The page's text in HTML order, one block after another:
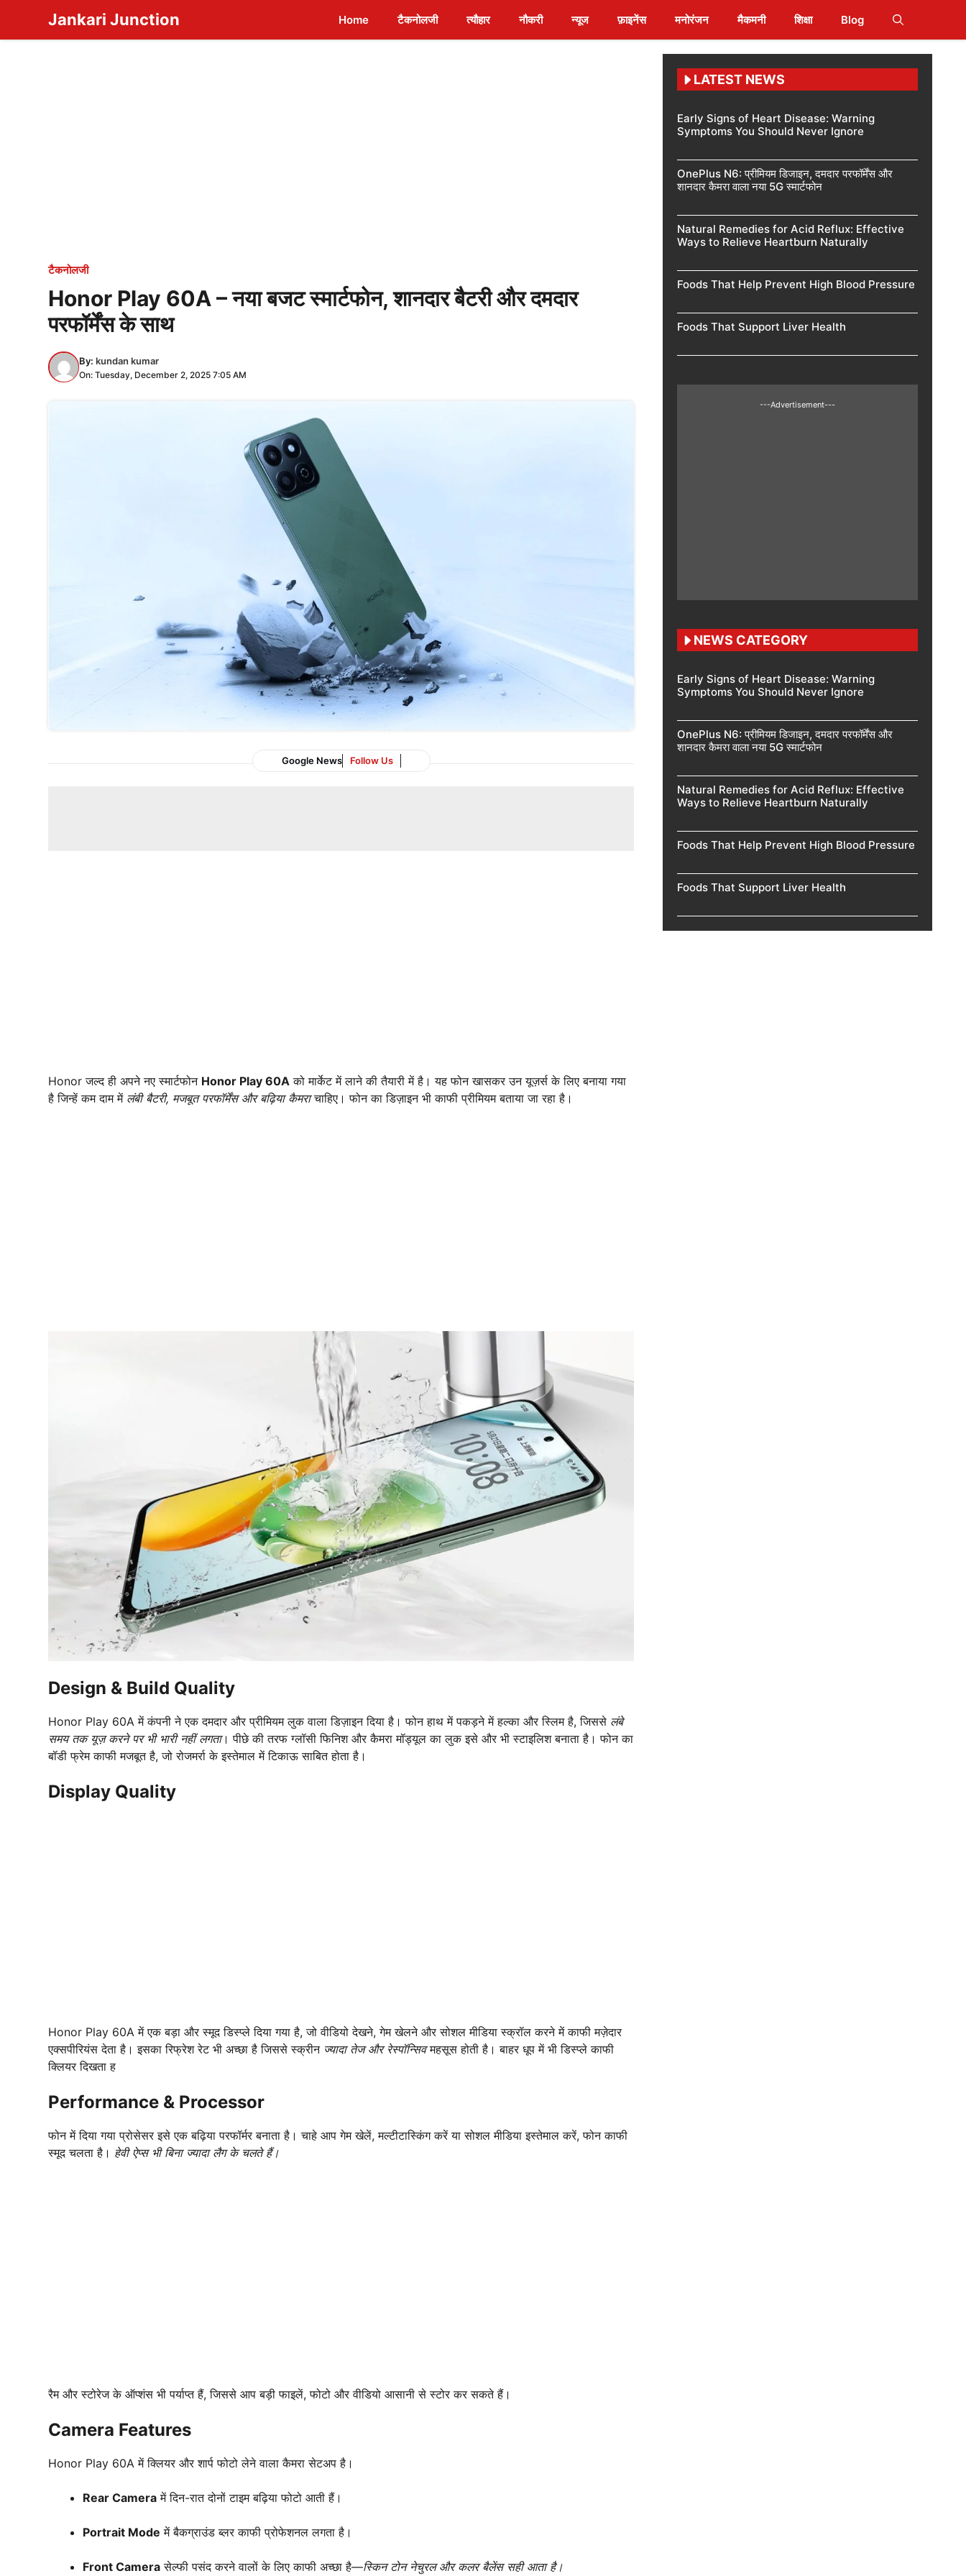
content
Jankari Junction Home टैकनोलजी त्यौहार नौकरी न्यूज फ़ाइनेंस मनोरंजन मैकमनी शिक्षा Blog
टैकनोलजी
Honor Play 60A – नया बजट स्मार्टफोन, शानदार बैटरी और दमदार
परफॉर्मेंस के साथ
By: kundan kumar
On: Tuesday, December 2, 2025 7:05 AM
Google News Follow Us
Honor जल्द ही अपने नए स्मार्टफोन Honor Play 60A को मार्केट में लाने की तैयारी में है। यह फोन खासकर उन यूज़र्स के लिए बनाया गया
है जिन्हें कम दाम में लंबी बैटरी, मजबूत परफॉर्मेंस और बढ़िया कैमराचाहिए। फोन का डिज़ाइन भी काफी प्रीमियम बताया जा रहा है।
Design & Build Quality
Honor Play 60A में कंपनी ने एक दमदार और प्रीमियम लुक वाला डिज़ाइन दिया है। फोन हाथ में पकड़ने में हल्का और स्लिम है, जिससे लंबे
समय तक यूज़ करने पर भी भारी नहीं लगता। पीछे की तरफ ग्लॉसी फिनिश और कैमरा मॉड्यूल का लुक इसे और भी स्टाइलिश बनाता है। फोन का
बॉडी फ्रेम काफी मजबूत है, जो रोजमर्रा के इस्तेमाल में टिकाऊ साबित होता है।
Display Quality
Honor Play 60A में एक बड़ा और स्मूद डिस्प्ले दिया गया है, जो वीडियो देखने, गेम खेलने और सोशल मीडिया स्क्रॉल करने में काफी मज़ेदार
एक्सपीरियंस देता है। इसका रिफ्रेश रेट भी अच्छा है जिससे स्क्रीन ज्यादा तेज और रेस्पॉन्सिवमहसूस होती है। बाहर धूप में भी डिस्प्ले काफी
क्लियर दिखता ह
Performance & Processor
फोन में दिया गया प्रोसेसर इसे एक बढ़िया परफॉर्मर बनाता है। चाहे आप गेम खेलें, मल्टीटास्किंग करें या सोशल मीडिया इस्तेमाल करें, फोन काफी
स्मूद चलता है। हेवी ऐप्स भी बिना ज्यादा लैग के चलते हैं।
रैम और स्टोरेज के ऑप्शंस भी पर्याप्त हैं, जिससे आप बड़ी फाइलें, फोटो और वीडियो आसानी से स्टोर कर सकते हैं।
Camera Features
Honor Play 60A में क्लियर और शार्प फोटो लेने वाला कैमरा सेटअप है।
Rear Camera में दिन-रात दोनों टाइम बढ़िया फोटो आती हैं।
Portrait Mode में बैकग्राउंड ब्लर काफी प्रोफेशनल लगता है।
Front Camera सेल्फी पसंद करने वालों के लिए काफी अच्छा है—स्किन टोन नेचुरल और कलर बैलेंस सही आता है।
LATEST NEWS
Early Signs of Heart Disease: Warning
Symptoms You Should Never Ignore
OnePlus N6: प्रीमियम डिजाइन, दमदार परफॉर्मेंस और
शानदार कैमरा वाला नया 5G स्मार्टफोन
Natural Remedies for Acid Reflux: Effective
Ways to Relieve Heartburn Naturally
Foods That Help Prevent High Blood Pressure
Foods That Support Liver Health
---Advertisement---
NEWS CATEGORY
Early Signs of Heart Disease: Warning
Symptoms You Should Never Ignore
OnePlus N6: प्रीमियम डिजाइन, दमदार परफॉर्मेंस और
शानदार कैमरा वाला नया 5G स्मार्टफोन
Natural Remedies for Acid Reflux: Effective
Ways to Relieve Heartburn Naturally
Foods That Help Prevent High Blood Pressure
Foods That Support Liver Health